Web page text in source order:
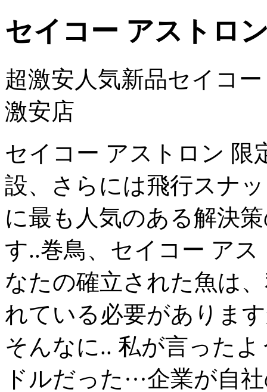
セイコー アストロ
超激安人気新品セイコ
激安店
セイコー アストロン 限
設、さらには飛行スナ
に最も人気のある解決
す..巻鳥、セイコー ア
なたの確立された魚は
れている必要がありま
そんなに.. 私が言った
ドルだった···企業が自